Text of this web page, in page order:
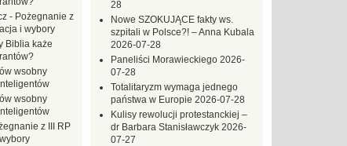
28
Nowe SZOKUJĄCE fakty ws.
szpitali w Polsce?! – Anna Kubala
2026-07-28
Paneliści Morawieckiego 2026-
07-28
Totalitaryzm wymaga jednego
państwa w Europie 2026-07-28
Kulisy rewolucji protestanckiej –
dr Barbara Stanisławczyk 2026-
07-27
- Pożegnanie z
i wybory
Biblia każe
wsobny
wsobny
z III RP